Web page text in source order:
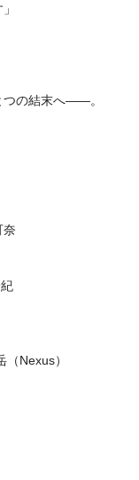
つの結末へ——。
奈
Nexus）